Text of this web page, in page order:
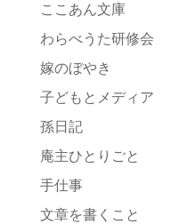
ここあん文庫
わらべうた研修会
嫁のぼやき
子どもとメディア
孫日記
庵主ひとりごと
手仕事
文章を書くこと